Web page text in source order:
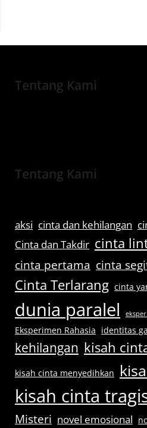
Tentang Kami
Tentang Kami
aksi cinta dan kehilangan
Cinta dan Takdir cinta
cinta pertama cinta
Cinta Terlarang cinta
dunia paralel
Eksperimen Rahasia identitas
kehilangan kisah
kisah cinta menyedihkan
kisah cinta
Misteri novel emosional